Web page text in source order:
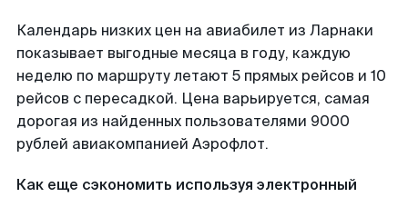
Календарь низких цен на авиабилет из Ларнаки
показывает выгодные месяца в году, каждую
неделю по маршруту летают 5 прямых рейсов и 10
рейсов с пересадкой. Цена варьируется, самая
дорогая из найденных пользователями 9000
рублей авиакомпанией Аэрофлот.
Как еще сэкономить используя электронный